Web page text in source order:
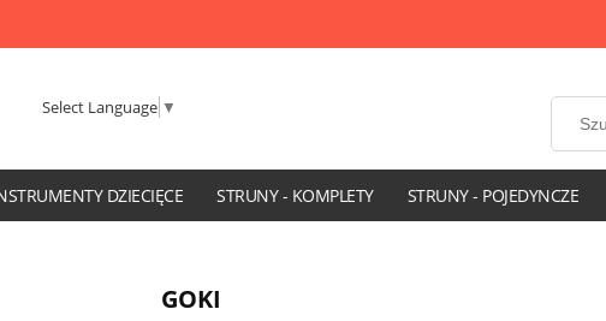
DZIECIĘCE STRUNY - KOMPLETY STRUNY - POJEDYNCZE
Select Language ▼
GOKI